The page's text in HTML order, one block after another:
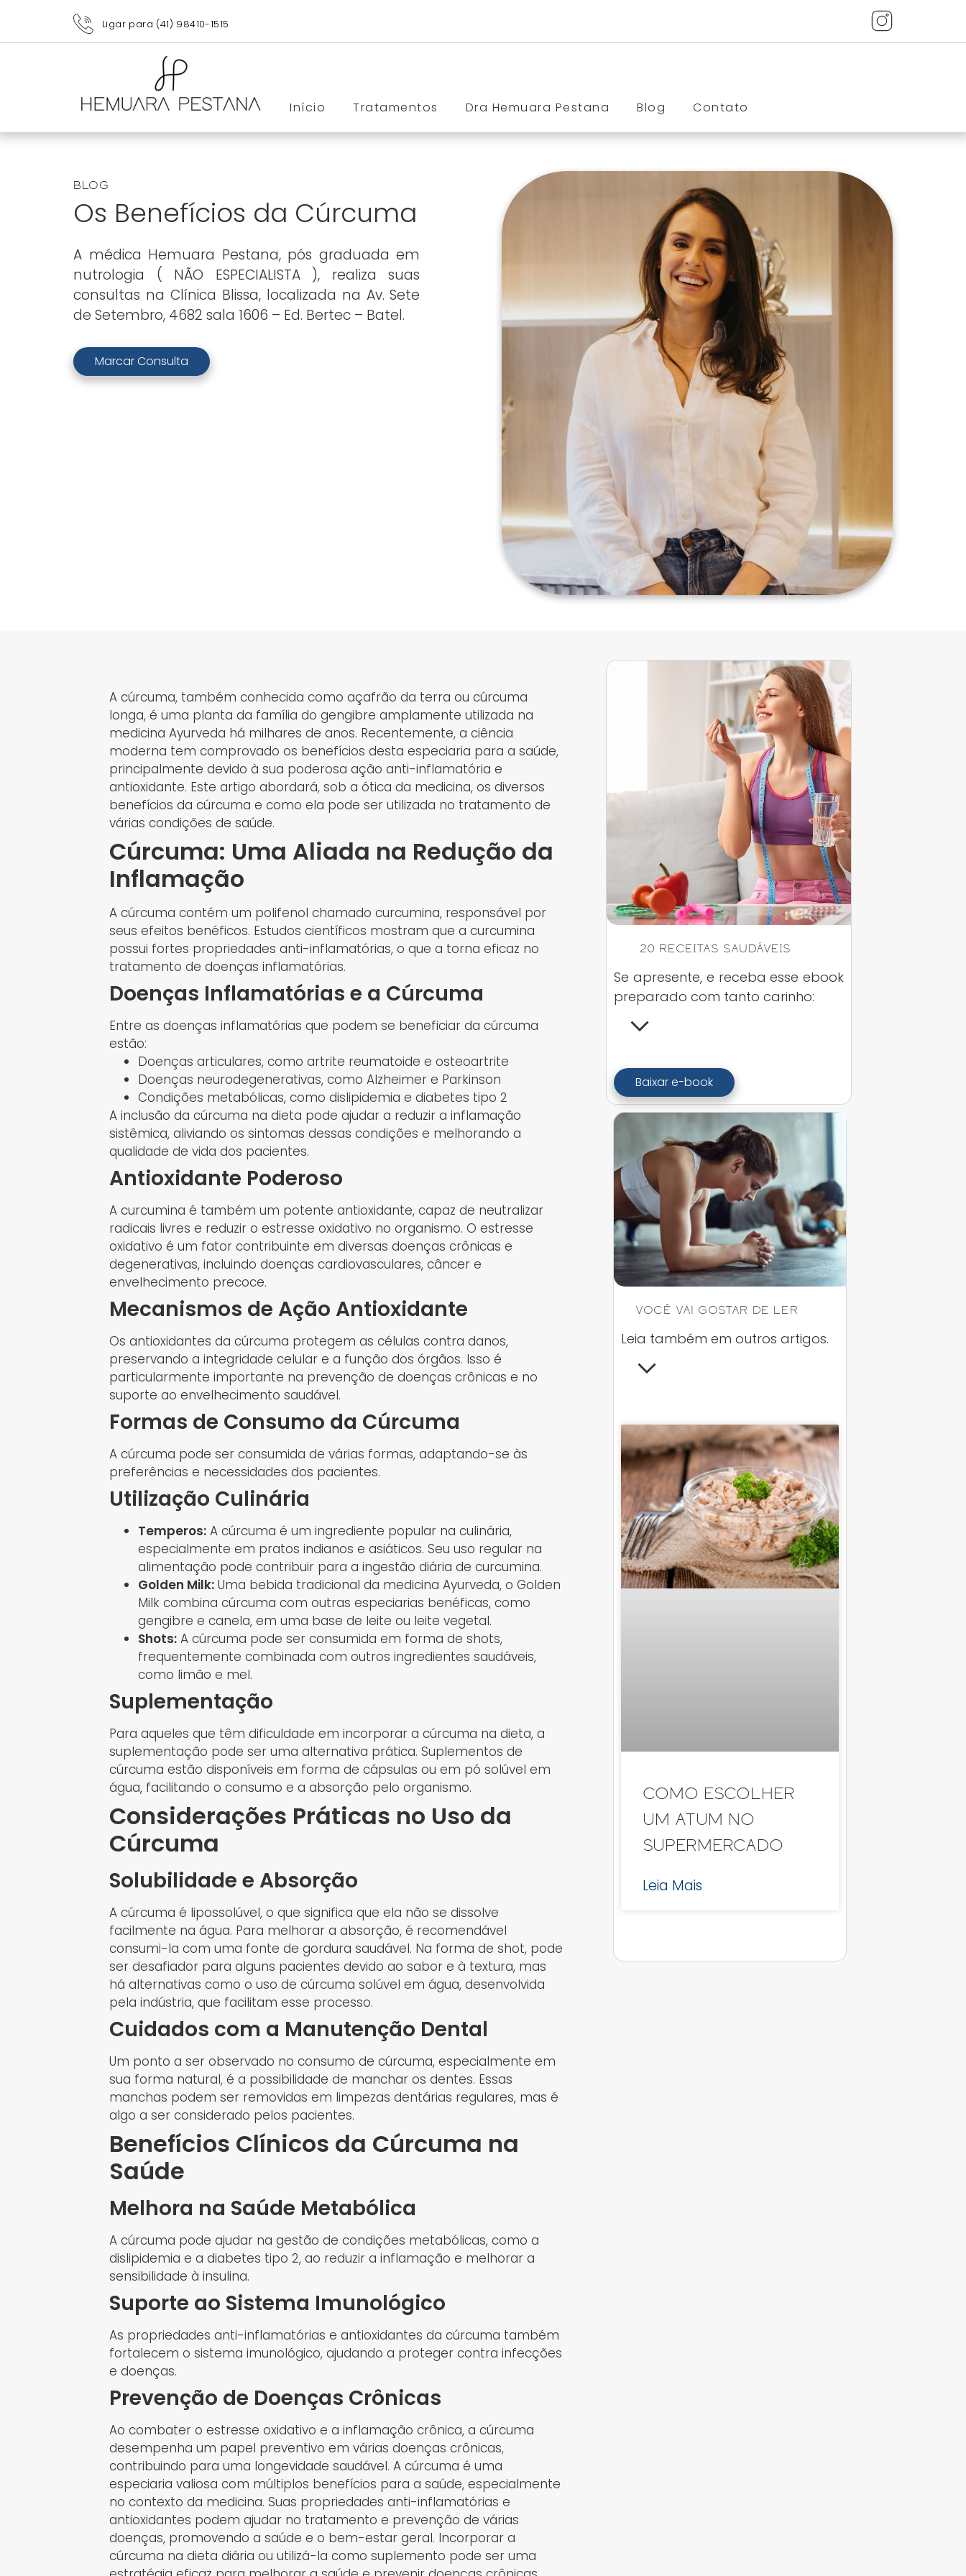
Ligar para (41) 98410-1515
Início Tratamentos Dra Hemuara Pestana Blog Contato
Blog
Os Benefícios da Cúrcuma
A médica Hemuara Pestana, pós graduada em
nutrologia ( NÃO ESPECIALISTA ), realiza suas
consultas na Clínica Blissa, localizada na Av. Sete
de Setembro, 4682 sala 1606 – Ed. Bertec – Batel.
Marcar Consulta
20 RECEITAS SAUDÁVEIS
Se apresente, e receba esse ebook
preparado com tanto carinho:
Baixar e-book
Você Vai Gostar De Ler
Leia também em outros artigos.
Como Escolher
um Atum no
Supermercado
Leia Mais
A cúrcuma, também conhecida como açafrão da terra ou cúrcuma
longa, é uma planta da família do gengibre amplamente utilizada na
medicina Ayurveda há milhares de anos. Recentemente, a ciência
moderna tem comprovado os benefícios desta especiaria para a saúde,
principalmente devido à sua poderosa ação anti-inflamatória e
antioxidante. Este artigo abordará, sob a ótica da medicina, os diversos
benefícios da cúrcuma e como ela pode ser utilizada no tratamento de
várias condições de saúde.
Cúrcuma: Uma Aliada na Redução da
Inflamação
A cúrcuma contém um polifenol chamado curcumina, responsável por
seus efeitos benéficos. Estudos científicos mostram que a curcumina
possui fortes propriedades anti-inflamatórias, o que a torna eficaz no
tratamento de doenças inflamatórias.
Doenças Inflamatórias e a Cúrcuma
Entre as doenças inflamatórias que podem se beneficiar da cúrcuma
estão:
Doenças articulares, como artrite reumatoide e osteoartrite
Doenças neurodegenerativas, como Alzheimer e Parkinson
Condições metabólicas, como dislipidemia e diabetes tipo 2
A inclusão da cúrcuma na dieta pode ajudar a reduzir a inflamação
sistêmica, aliviando os sintomas dessas condições e melhorando a
qualidade de vida dos pacientes.
Antioxidante Poderoso
A curcumina é também um potente antioxidante, capaz de neutralizar
radicais livres e reduzir o estresse oxidativo no organismo. O estresse
oxidativo é um fator contribuinte em diversas doenças crônicas e
degenerativas, incluindo doenças cardiovasculares, câncer e
envelhecimento precoce.
Mecanismos de Ação Antioxidante
Os antioxidantes da cúrcuma protegem as células contra danos,
preservando a integridade celular e a função dos órgãos. Isso é
particularmente importante na prevenção de doenças crônicas e no
suporte ao envelhecimento saudável.
Formas de Consumo da Cúrcuma
A cúrcuma pode ser consumida de várias formas, adaptando-se às
preferências e necessidades dos pacientes.
Utilização Culinária
Temperos: A cúrcuma é um ingrediente popular na culinária,
especialmente em pratos indianos e asiáticos. Seu uso regular na
alimentação pode contribuir para a ingestão diária de curcumina.
Golden Milk: Uma bebida tradicional da medicina Ayurveda, o Golden
Milk combina cúrcuma com outras especiarias benéficas, como
gengibre e canela, em uma base de leite ou leite vegetal.
Shots: A cúrcuma pode ser consumida em forma de shots,
frequentemente combinada com outros ingredientes saudáveis,
como limão e mel.
Suplementação
Para aqueles que têm dificuldade em incorporar a cúrcuma na dieta, a
suplementação pode ser uma alternativa prática. Suplementos de
cúrcuma estão disponíveis em forma de cápsulas ou em pó solúvel em
água, facilitando o consumo e a absorção pelo organismo.
Considerações Práticas no Uso da
Cúrcuma
Solubilidade e Absorção
A cúrcuma é lipossolúvel, o que significa que ela não se dissolve
facilmente na água. Para melhorar a absorção, é recomendável
consumi-la com uma fonte de gordura saudável. Na forma de shot, pode
ser desafiador para alguns pacientes devido ao sabor e à textura, mas
há alternativas como o uso de cúrcuma solúvel em água, desenvolvida
pela indústria, que facilitam esse processo.
Cuidados com a Manutenção Dental
Um ponto a ser observado no consumo de cúrcuma, especialmente em
sua forma natural, é a possibilidade de manchar os dentes. Essas
manchas podem ser removidas em limpezas dentárias regulares, mas é
algo a ser considerado pelos pacientes.
Benefícios Clínicos da Cúrcuma na
Saúde
Melhora na Saúde Metabólica
A cúrcuma pode ajudar na gestão de condições metabólicas, como a
dislipidemia e a diabetes tipo 2, ao reduzir a inflamação e melhorar a
sensibilidade à insulina.
Suporte ao Sistema Imunológico
As propriedades anti-inflamatórias e antioxidantes da cúrcuma também
fortalecem o sistema imunológico, ajudando a proteger contra infecções
e doenças.
Prevenção de Doenças Crônicas
Ao combater o estresse oxidativo e a inflamação crônica, a cúrcuma
desempenha um papel preventivo em várias doenças crônicas,
contribuindo para uma longevidade saudável. A cúrcuma é uma
especiaria valiosa com múltiplos benefícios para a saúde, especialmente
no contexto da medicina. Suas propriedades anti-inflamatórias e
antioxidantes podem ajudar no tratamento e prevenção de várias
doenças, promovendo a saúde e o bem-estar geral. Incorporar a
cúrcuma na dieta diária ou utilizá-la como suplemento pode ser uma